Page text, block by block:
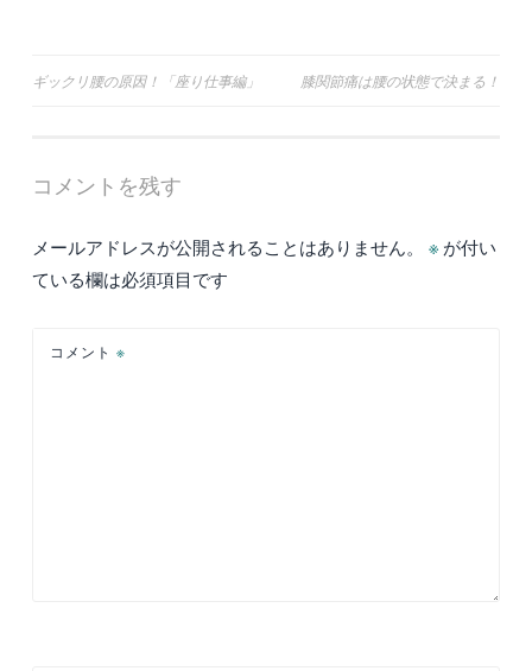
投
ビ
ー
シ
ギックリ腰の原因！「座り仕事編」 膝関節痛は腰の状態で決まる！
コメントを残す
メールアドレスが公開されることはありません。 ※ が付い
ている欄は必須項目です
コメント ※